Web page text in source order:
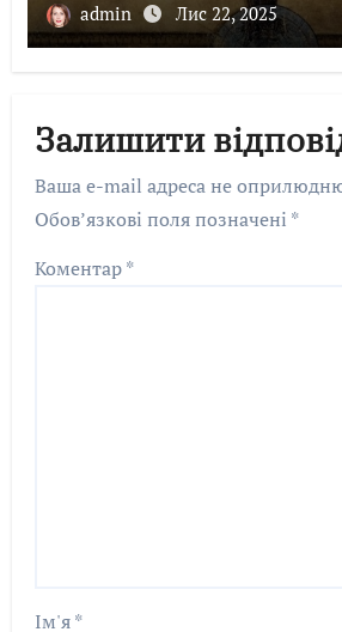
admin Лис 22, 2025
Залишити
Ваша e-mail адреса не
Обов’язкові поля позначені *
Коментар*
Ім'я*